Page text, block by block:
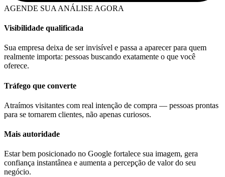
AGENDE SUA ANÁLISE AGORA
Visibilidade qualificada
Sua empresa deixa de ser invisível e passa a aparecer para quem
realmente importa: pessoas buscando exatamente o que você
oferece.
Tráfego que converte
Atraímos visitantes com real intenção de compra — pessoas prontas
para se tornarem clientes, não apenas curiosos.
Mais autoridade
Estar bem posicionado no Google fortalece sua imagem, gera
confiança instantânea e aumenta a percepção de valor do seu
negócio.